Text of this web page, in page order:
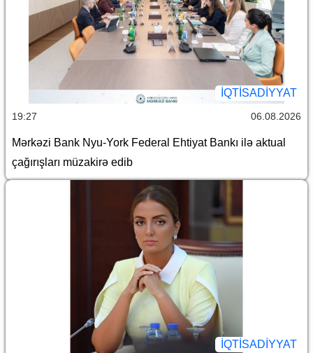
İQTİSADİYYAT
19:27 06.08.2026
Mərkəzi Bank Nyu-York Federal Ehtiyat Bankı ilə aktual
çağırışları müzakirə edib
İQTİSADİYYAT